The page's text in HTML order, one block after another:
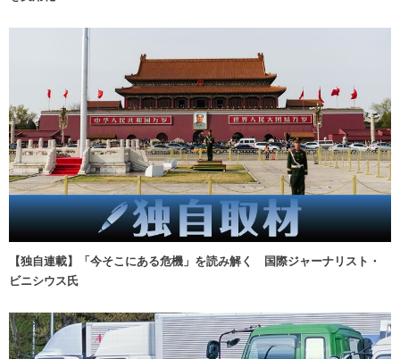
【独自連載】「今そこにある危機」を読み解く 国際ジャーナリスト・
ビニシウス氏